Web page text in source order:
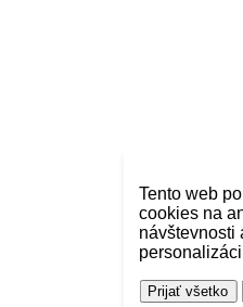
Tento web
cookies na
návštevnosti
Prijať všetko